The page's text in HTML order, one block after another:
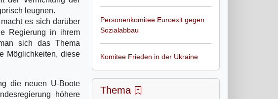
leugnen.
es sich darüber
Regierung in ihrem
sich das Thema
Möglichkeiten, diese
die neuen U-Boote
höhere
Personenkomitee Euroexit gegen
Sozialabbau
Komitee Frieden in der Ukraine
Thema